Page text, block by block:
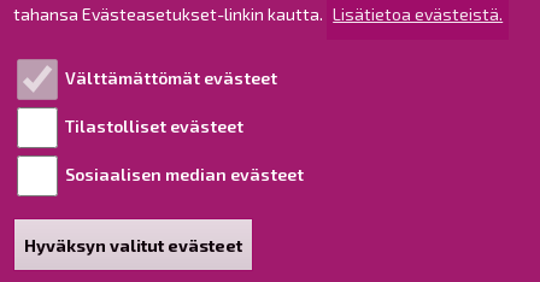
tahansa Evästeasetukset-linkin kautta. Lisätietoa evästeistä.
Välttämättömät evästeet
Tilastolliset evästeet
Sosiaalisen median evästeet
Hyväksyn valitut evästeet
Esityslistat ja pöytäkirjat
Viranhaltijapäätökset
Saavutettavuusseloste
Sivukartta